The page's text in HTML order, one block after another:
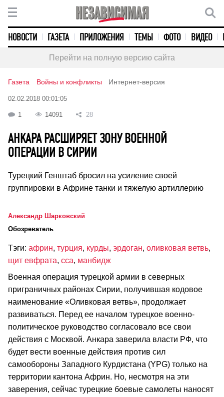
НОВОСТИ ГАЗЕТА ПРИЛОЖЕНИЯ ТЕМЫ ФОТО ВИДЕО
Перейти на полную версию сайта
Газета Войны и конфликты Интернет-версия
02.02.2018 00:01:05
1 14091 28
АНКАРА РАСШИРЯЕТ ЗОНУ ВОЕННОЙ
ОПЕРАЦИИ В СИРИИ
Турецкий Генштаб бросил на усиление своей
группировки в Африне танки и тяжелую артиллерию
Александр Шарковский
Обозреватель
Тэги: африн, турция, курды, эрдоган, оливковая ветвь,
щит евфрата, сса, манбидж
Военная операция турецкой армии в северных
приграничных районах Сирии, получившая кодовое
наименование «Оливковая ветвь», продолжает
развиваться. Перед ее началом турецкое военно-
политическое руководство согласовало все свои
действия с Москвой. Анкара заверила власти РФ, что
будет вести военные действия против сил
самообороны Западного Курдистана (YPG) только на
территории кантона Африн. Но, несмотря на эти
заверения, сейчас турецкие боевые самолеты наносят